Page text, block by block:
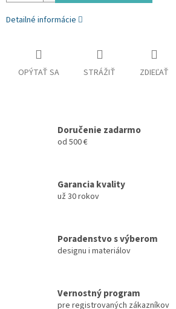
Detailné informácie
OPÝTAŤ SA STRÁŽIŤ ZDIEĽAŤ
Doručenie zadarmo
od 500 €
Garancia kvality
už 30 rokov
Poradenstvo s výberom
designu i materiálov
Vernostný program
pre registrovaných zákazníkov